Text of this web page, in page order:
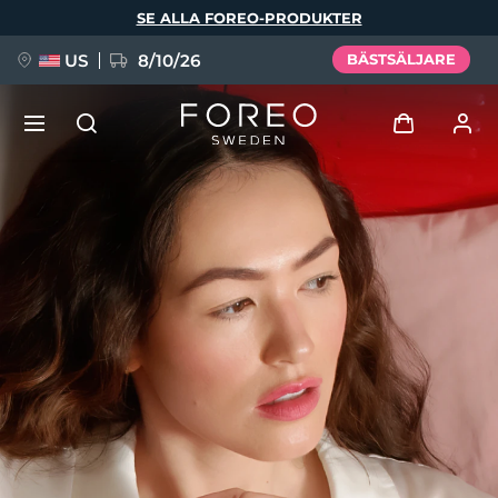
SE ALLA FOREO-PRODUKTER
US 8/10/26 BÄSTSÄLJARE
Logga in
Användarprofil
Mina enheter
Mina beställningar
Mina adresser
Mina prenumerationer
FAQ™ Pure Beauty-Tech Elixir
BREAKING NEWS
issa™ Teeth Whitening Set
Språk
English Deutsch
Español
Français
Português
Polski
Svenska
Русский
Türkçe
简体中文 繁體中文